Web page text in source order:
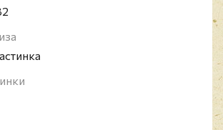
и "Shooting Star".
английская рок-группа,
в 1973 году в Олбери, певцом
гитаристом Миком Ральфсом,
Саймоном Кирком, а затем и